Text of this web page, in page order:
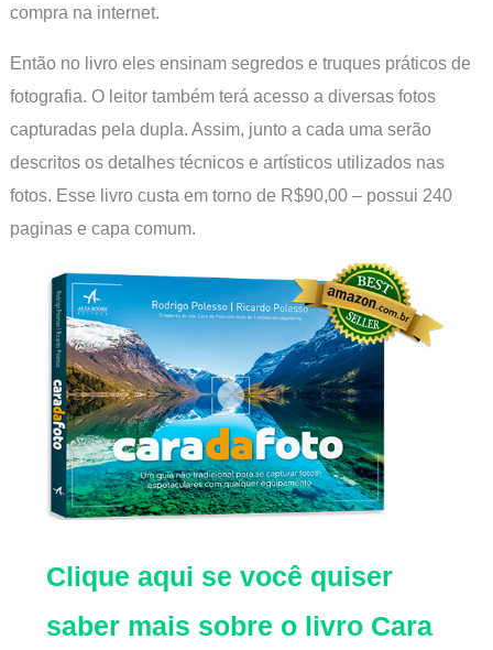
compra na internet.
Então no livro eles ensinam segredos e truques práticos de
fotografia. O leitor também terá acesso a diversas fotos
capturadas pela dupla. Assim, junto a cada uma serão
descritos os detalhes técnicos e artísticos utilizados nas
fotos. Esse livro custa em torno de R$90,00 – possui 240
paginas e capa comum.
Clique aqui se você quiser
saber mais sobre o livro Cara